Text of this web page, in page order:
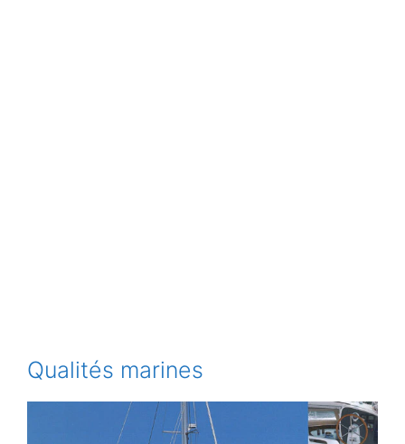
Qualités marines